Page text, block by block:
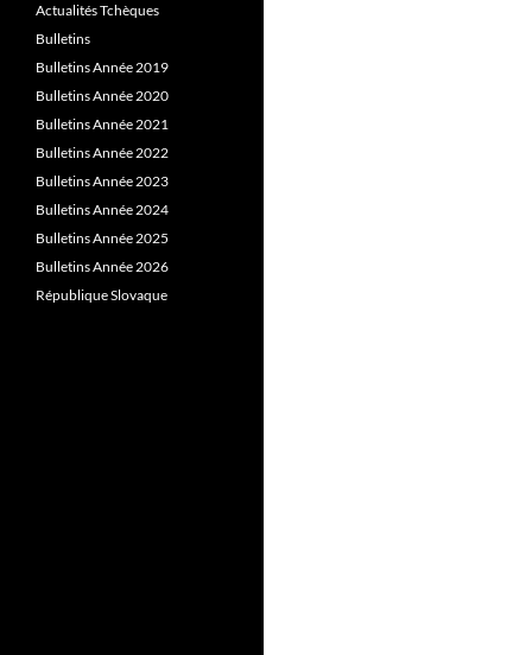
Actualités Tchèques
Bulletins
Bulletins Année 2019
Bulletins Année 2020
Bulletins Année 2021
Bulletins Année 2022
Bulletins Année 2023
Bulletins Année 2024
Bulletins Année 2025
Bulletins Année 2026
République Slovaque